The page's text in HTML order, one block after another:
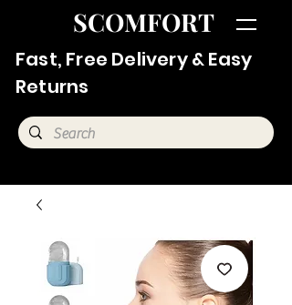
SCOMFORT
Fast, Free Delivery & Easy
Returns